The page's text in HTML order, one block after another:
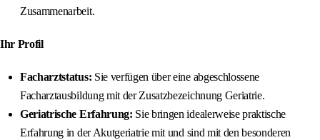
Zusammenarbeit.
Ihr Profil
Facharztstatus: Sie verfügen über eine abgeschlossene
Facharztausbildung mit der Zusatzbezeichnung Geriatrie.
Geriatrische Erfahrung: Sie bringen idealerweise praktische
Erfahrung in der Akutgeriatrie mit und sind mit den besonderen